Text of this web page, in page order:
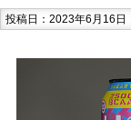
投稿日：2023年6月16日